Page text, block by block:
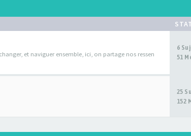
et naviguer ensemble, ici, on partage nos ressen
6
51
25
152